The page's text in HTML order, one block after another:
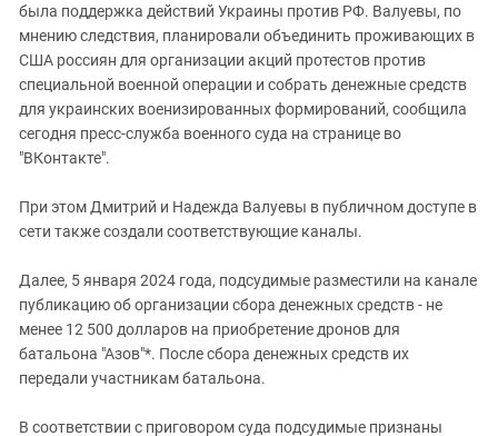
была поддержка действий Украины против РФ. Валуевы, по
мнению следствия, планировали объединить проживающих в
США россиян для организации акций протестов против
специальной военной операции и собрать денежные средств
для украинских военизированных формирований, сообщила
сегодня пресс-служба военного суда на странице во
"ВКонтакте".
При этом Дмитрий и Надежда Валуевы в публичном доступе в
сети также создали соответствующие каналы.
Далее, 5 января 2024 года, подсудимые разместили на канале
публикацию об организации сбора денежных средств - не
менее 12 500 долларов на приобретение дронов для
батальона "Азов"*. После сбора денежных средств их
передали участникам батальона.
В соответствии с приговором суда подсудимые признаны